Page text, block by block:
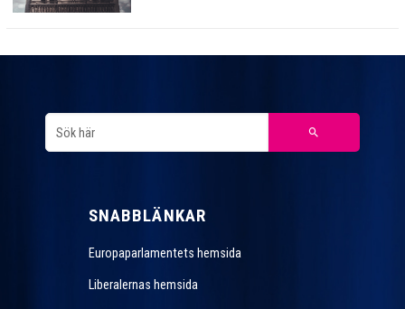
SNABBLÄNKAR
Europaparlamentets hemsida
Liberalernas hemsida